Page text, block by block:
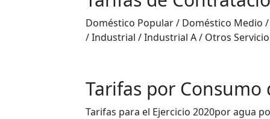
Doméstico Popular / Doméstico Medio
/ Industrial / Industrial A / Otros
Tarifas por Consumo
Tarifas para el Ejercicio 2020por agua